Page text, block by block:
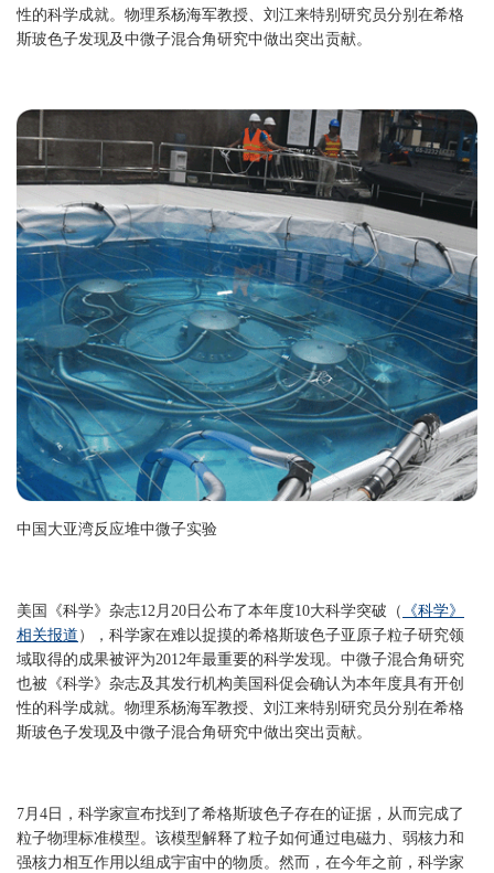
性的科学成就。物理系杨海军教授、刘江来特别研究员分别在希格
斯玻色子发现及中微子混合角研究中做出突出贡献。
中国大亚湾反应堆中微子实验
美国《科学》杂志12月20日公布了本年度10大科学突破（
《科学》
相关报道 ），科学家在难以捉摸的希格斯玻色子亚原子粒子研究领
域取得的成果被评为2012年最重要的科学发现。中微子混合角研究
也被《科学》杂志及其发行机构美国科促会确认为本年度具有开创
性的科学成就。物理系杨海军教授、刘江来特别研究员分别在希格
斯玻色子发现及中微子混合角研究中做出突出贡献。
7月4日，科学家宣布找到了希格斯玻色子存在的证据，从而完成了
粒子物理标准模型。该模型解释了粒子如何通过电磁力、弱核力和
强核力相互作用以组成宇宙中的物质。然而，在今年之前，科学家